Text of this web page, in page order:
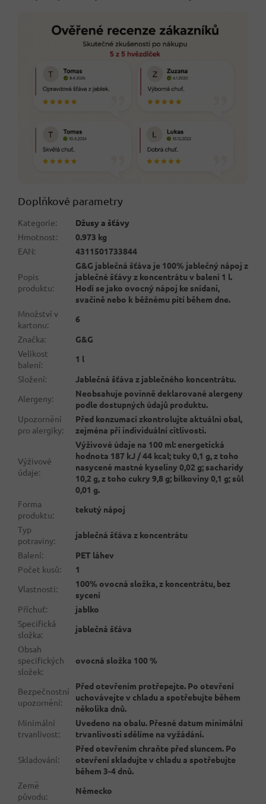
Doplňkové parametry
Kategorie:
Džusy a šťávy
Hmotnost:
0.973 kg
EAN: 4311501733844
Popis
produktu:
G&G jablečná šťáva je 100% jablečný nápoj z
jablečné šťávy z koncentrátu v balení 1 l.
Hodí se jako ovocný nápoj ke snídani,
svačině nebo k běžnému pití během dne.
Množství v
kartonu:
6
Značka:
G&G
Velikost
balení:
1 l
Složení:
Jablečná šťáva z jablečného koncentrátu.
Alergeny:
Neobsahuje povinně deklarované alergeny
podle dostupných údajů produktu.
Upozornění
pro alergiky:
Před konzumací zkontrolujte aktuální obal,
zejména při individuální citlivosti.
Výživové
údaje:
Výživové údaje na 100 ml: energetická
hodnota 187 kJ / 44 kcal; tuky 0,1 g, z toho
nasycené mastné kyseliny 0,02 g; sacharidy
10,2 g, z toho cukry 9,8 g; bílkoviny 0,1 g; sůl
0,01 g.
Forma
produktu:
tekutý nápoj
Typ
potraviny:
jablečná šťáva z koncentrátu
Balení:
PET láhev
Počet kusů:
1
Vlastnosti:
100% ovocná složka, z koncentrátu, bez
sycení
Příchuť:
jablko
Specifická
složka:
jablečná šťáva
Obsah
specifických
složek:
ovocná složka 100 %
Bezpečnostní
upozornění:
Před otevřením protřepejte. Po otevření
uchovávejte v chladu a spotřebujte během
několika dnů.
Minimální
trvanlivost:
Uvedeno na obalu. Přesné datum minimální
trvanlivosti sdělíme na vyžádání.
Skladování:
Před otevřením chraňte před sluncem. Po
otevření skladujte v chladu a spotřebujte
během 3-4 dnů.
Země
původu:
Německo